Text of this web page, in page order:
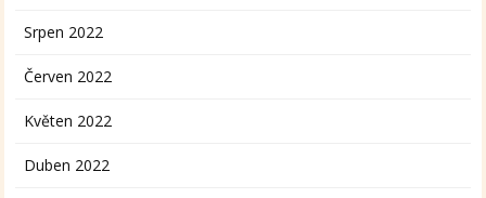
Srpen 2022
Červen 2022
Květen 2022
Duben 2022